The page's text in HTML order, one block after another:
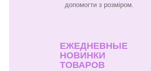
допомогти з розміром.
ЕЖЕДНЕВНЫЕ
НОВИНКИ
ТОВАРОВ